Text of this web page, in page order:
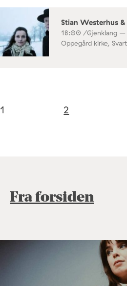
Stian Westerhus
18:00 /Gjenklang –
Oppegård kirke,
1 2
Fra forsiden